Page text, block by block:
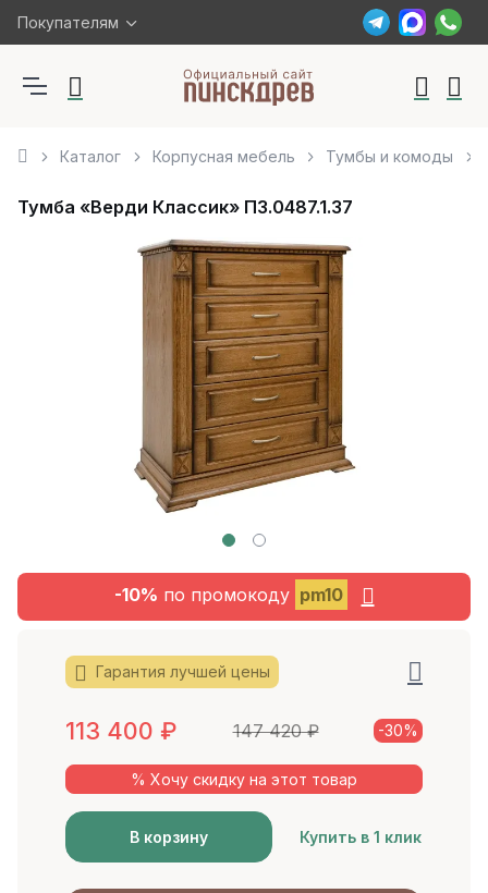
Покупателям
Каталог Корпусная мебель Тумбы и комоды
Тумба «Верди Классик» П3.0487.1.37
-10% по промокоду pm10
Гарантия лучшей цены
113 400 ₽ 147 420₽ -30%
% Хочу скидку на этот товар
В корзину Купить в 1 клик